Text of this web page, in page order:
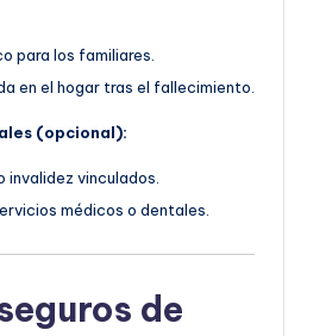
para los familiares.
en el hogar tras el fallecimiento.
(opcional):
invalidez vinculados.
médicos o dentales.
de